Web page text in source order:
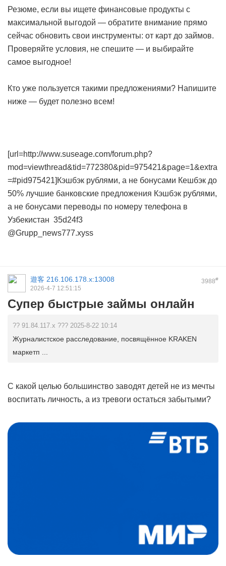
Резюме, если вы ищете финансовые продукты с
максимальной выгодой — обратите внимание прямо
сейчас обновить свои инструменты: от карт до займов.
Проверяйте условия, не спешите — и выбирайте
самое выгодное!
Кто уже пользуется такими предложениями? Напишите
ниже — будет полезно всем!
[url=http://www.suseage.com/forum.php?
mod=viewthread&tid=772380&pid=975421&page=1&extra
=#pid975421]Кэшбэк рублями, а не бонусами Кешбэк до
50% лучшие банковские предложения Кэшбэк рублями,
а не бонусами переводы по номеру телефона в
Узбекистан 35d24f3
@Grupp_news777.xyss
3988#
遊客 216.106.178.x:13008
2026-4-7 12:51:15
Супер быстрые займы онлайн
?? 91.84.117.x ??? 2025-8-22 10:14
Журналистское расследование, посвящённое KRAKEN
маркетп ...
С какой целью большинство заводят детей не из мечты
воспитать личность, а из тревоги остаться забытыми?